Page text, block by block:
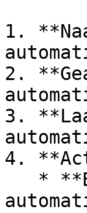
1.
2.
3.
4.